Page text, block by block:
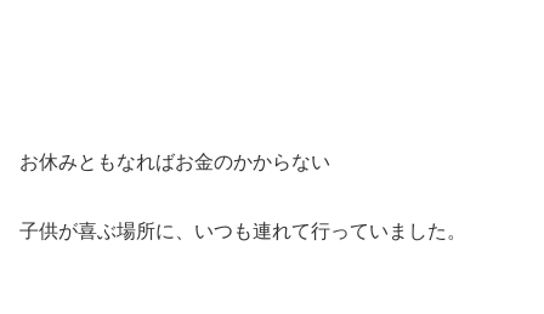
お休みともなればお金のかからない
子供が喜ぶ場所に、いつも連れて行っていました。